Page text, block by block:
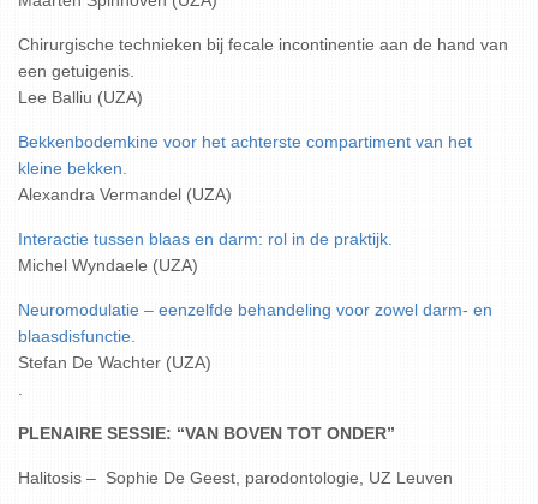
Chirurgische technieken bij fecale incontinentie aan de hand van
een getuigenis.
Lee Balliu (UZA)
Bekkenbodemkine voor het achterste compartiment van het
kleine bekken.
Alexandra Vermandel (UZA)
Interactie tussen blaas en darm: rol in de praktijk.
Michel Wyndaele (UZA)
Neuromodulatie – eenzelfde behandeling voor zowel darm- en
blaasdisfunctie.
Stefan De Wachter (UZA)
PLENAIRE SESSIE: “VAN BOVEN TOT ONDER”
Halitosis – Sophie De Geest, parodontologie, UZ Leuven